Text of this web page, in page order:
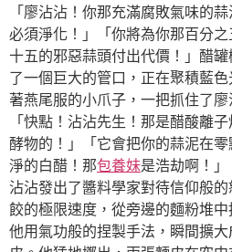
「廖沾沾！你那充滿腐敗氣味的
必須淨化！」「你將為你那百分
十五的邪惡蒜頭付出代價！」醋
了一個巨大的管口，正在聚積藍
著燕尾服的小爪子，一把抓住了
「快點！沾沾先生！那是醋酸離
酵物的！」「它會把你的蒜泥在
淨的白醋！那包養妹是浩劫啊！
沾沾發出了醬料學家對待信仰般
餃的極限速度，從旁邊的麵粉堆
他用氣功般的捏製手法，瞬間擴